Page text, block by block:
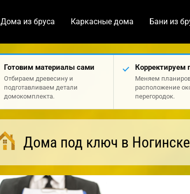
Дома из бруса Каркасные дома Бани из
Готовим материалы сами
Отбираем древесину и
подготавливаем детали
домокомплекта.
Корректируем
Меняем
расположение
перегородок.
Дома под ключ в Ногинске